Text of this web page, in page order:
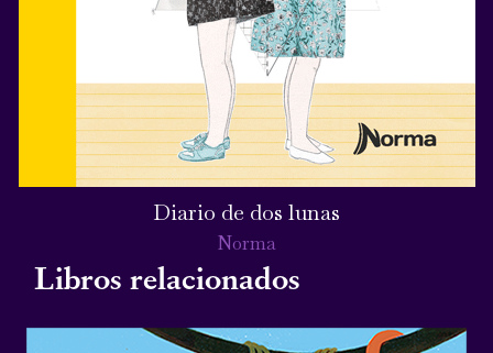
Diario de dos lunas
Norma
Libros relacionados